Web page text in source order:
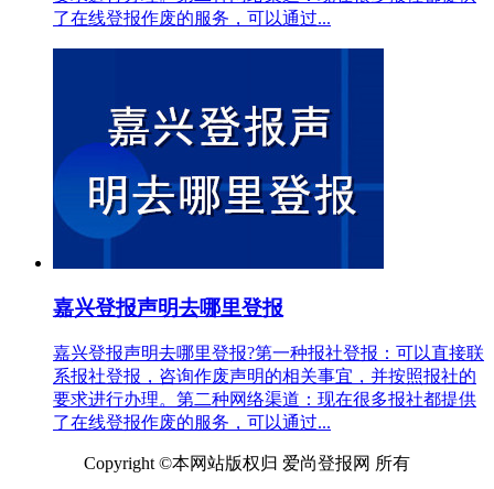
了在线登报作废的服务，可以通过...
嘉兴登报声明去哪里登报
嘉兴登报声明去哪里登报?第一种报社登报：可以直接联
系报社登报，咨询作废声明的相关事宜，并按照报社的
要求进行办理。第二种网络渠道：现在很多报社都提供
了在线登报作废的服务，可以通过...
Copyright ©本网站版权归 爱尚登报网 所有